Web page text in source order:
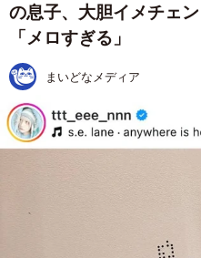
の息子、大胆イメチェ
「メロすぎる」
まいどなメディア